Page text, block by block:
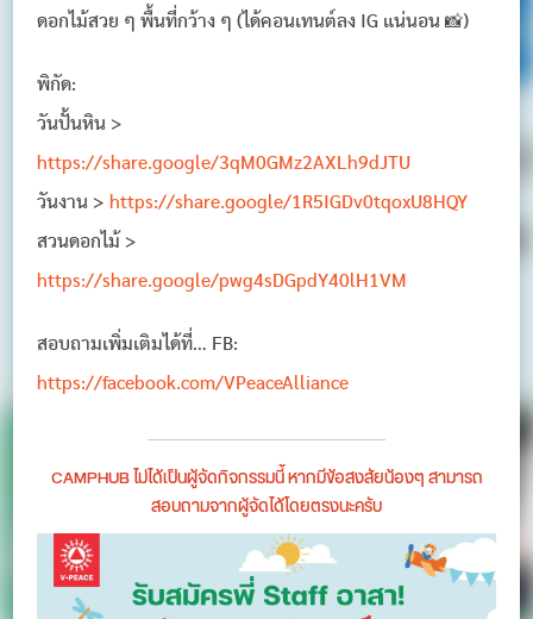
ดอกไม้สวย ๆ พื้นที่กว้าง ๆ (ได้คอนเทนต์ลง IG แน่นอน 📸)
พิกัด:
วันปั้นหิน >
https://share.google/3qM0GMz2AXLh9dJTU
วันงาน > https://share.google/1R5IGDv0tqoxU8HQY
สวนดอกไม้ >
https://share.google/pwg4sDGpdY40lH1VM
สอบถามเพิ่มเติมได้ที่… FB:
https://facebook.com/VPeaceAlliance
CAMPHUB ไม่ได้เป็นผู้จัดกิจกรรมนี้ หากมีข้อสงสัยน้องๆ สามารถ
สอบถามจากผู้จัดได้โดยตรงนะครับ